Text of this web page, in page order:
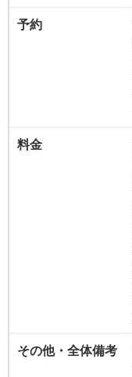
予約
料金
その他・全体備考